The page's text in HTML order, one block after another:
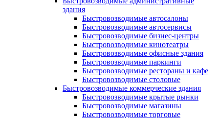
здания
Быстровозводимые автосалоны
Быстровозводимые автосервисы
Быстровозводимые бизнес-центры
Быстровозводимые кинотеатры
Быстровозводимые офисные здания
Быстровозводимые паркинги
Быстровозводимые рестораны и кафе
Быстровозводимые столовые
Быстровозводимые коммерческие здания
Быстровозводимые крытые рынки
Быстровозводимые магазины
Быстровозводимые торговые